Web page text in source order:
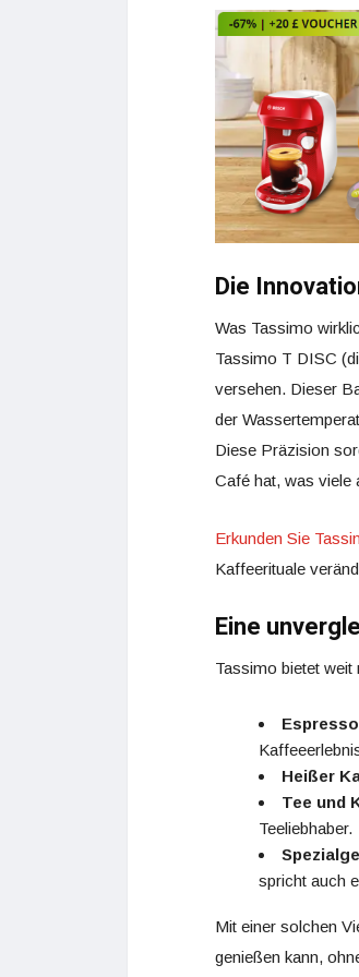
Die
Was Tassimo
Tassimo T DISC
versehen. Dieser
der
Diese Präzision
Café hat, was viele
Erkunden Sie
Kaffeerituale
Eine
Tassimo bietet
Heißer
Tee und
Teeliebhaber.
spricht auch
Mit einer solchen
genießen kann,